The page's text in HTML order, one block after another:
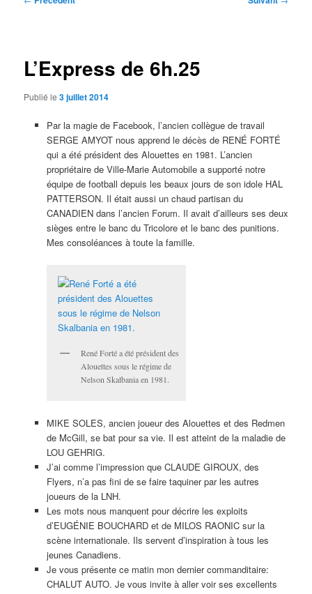
L’Express de 6h.25
Publié le3 juillet 2014
Par la magie de Facebook, l’ancien collègue de travail
SERGE AMYOT nous apprend le décès de RENÉ FORTÉ
qui a été président des Alouettes en 1981. L’ancien
propriétaire de Ville-Marie Automobile a supporté notre
équipe de football depuis les beaux jours de son idole HAL
PATTERSON. Il était aussi un chaud partisan du
CANADIEN dans l’ancien Forum. Il avait d’ailleurs ses deux
sièges entre le banc du Tricolore et le banc des punitions.
Mes consoléances à toute la famille.
René Forté a été président des
Alouettes sous le régime de
Nelson Skalbania en 1981.
MIKE SOLES, ancien joueur des Alouettes et des Redmen
de McGill, se bat pour sa vie. Il est atteint de la maladie de
LOU GEHRIG.
J’ai comme l’impression que CLAUDE GIROUX, des
Flyers, n’a pas fini de se faire taquiner par les autres
joueurs de la LNH.
Les mots nous manquent pour décrire les exploits
d’EUGÉNIE BOUCHARD et de MILOS RAONIC sur la
scène internationale. Ils servent d’inspiration à tous les
jeunes Canadiens.
Je vous présente ce matin mon dernier commanditaire:
CHALUT AUTO. Je vous invite à aller voir ses excellents